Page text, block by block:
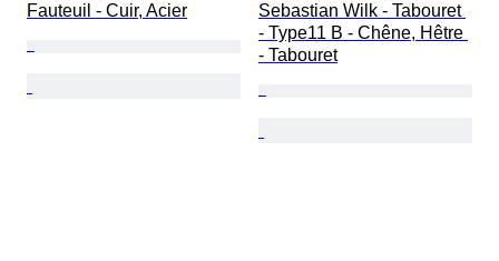
Fauteuil - Cuir, Acier
Sebastian Wilk - Tabouret
- Type11 B - Chêne, Hêtre
- Tabouret